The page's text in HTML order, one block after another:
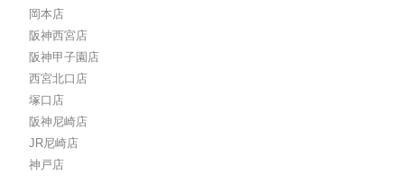
岡本店
阪神西宮店
阪神甲子園店
西宮北口店
塚口店
阪神尼崎店
JR尼崎店
神戸店